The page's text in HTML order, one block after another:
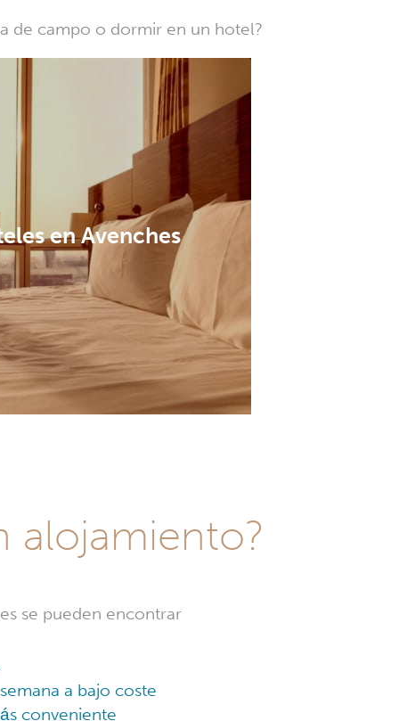
de campo o dormir en un hotel?
en Avenches
alojamiento?
se pueden encontrar
a bajo coste
conveniente